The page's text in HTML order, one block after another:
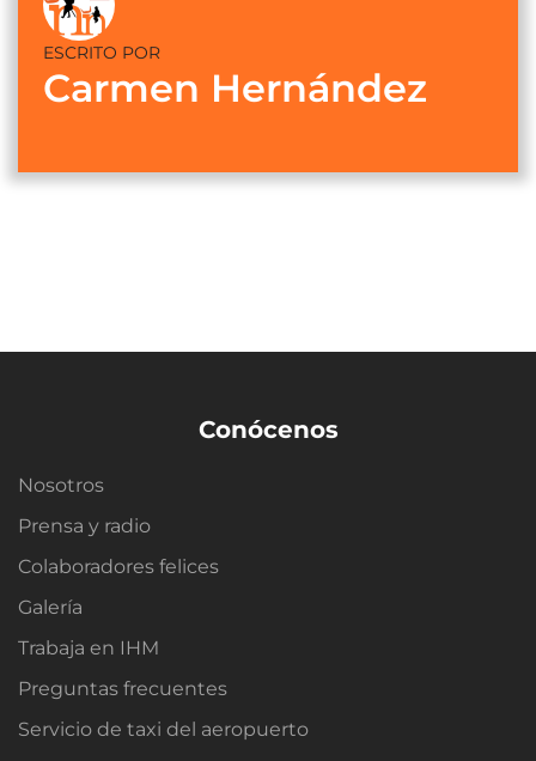
ESCRITO POR
Carmen Hernández
Conócenos
Nosotros
Prensa y radio
Colaboradores felices
Galería
Trabaja en IHM
Preguntas frecuentes
Servicio de taxi del aeropuerto